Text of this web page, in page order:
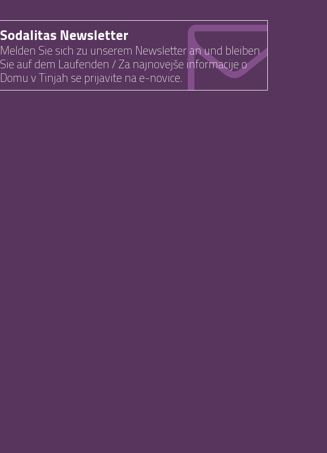
Sodalitas Newsletter
Melden Sie sich zu unserem Newsletter an und bleiben
Sie auf dem Laufenden / Za najnovejše informacije o
Domu v Tinjah se prijavite na e-novice.